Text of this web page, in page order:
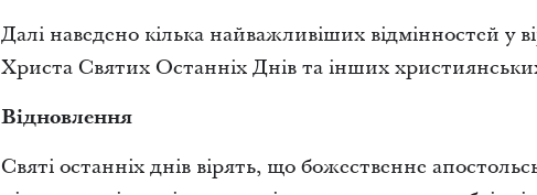
Далі наведено кілька найважливіших відмінностей у
Христа Святих Останніх Днів та інших
Відновлення
Святі останніх днів вірять, що божественне